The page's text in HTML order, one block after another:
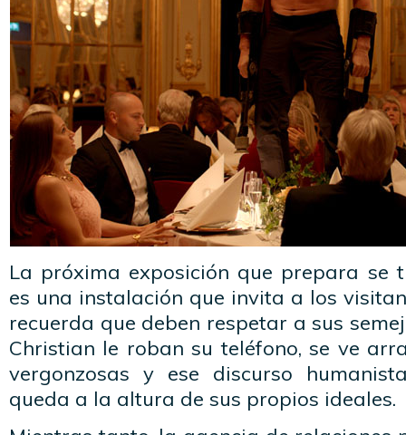
La próxima exposición que prepara se
es una instalación que invita a los
recuerda que deben respetar a sus
Christian le roban su teléfono, se ve
vergonzosas y ese discurso
queda a la altura de sus propios ideales.